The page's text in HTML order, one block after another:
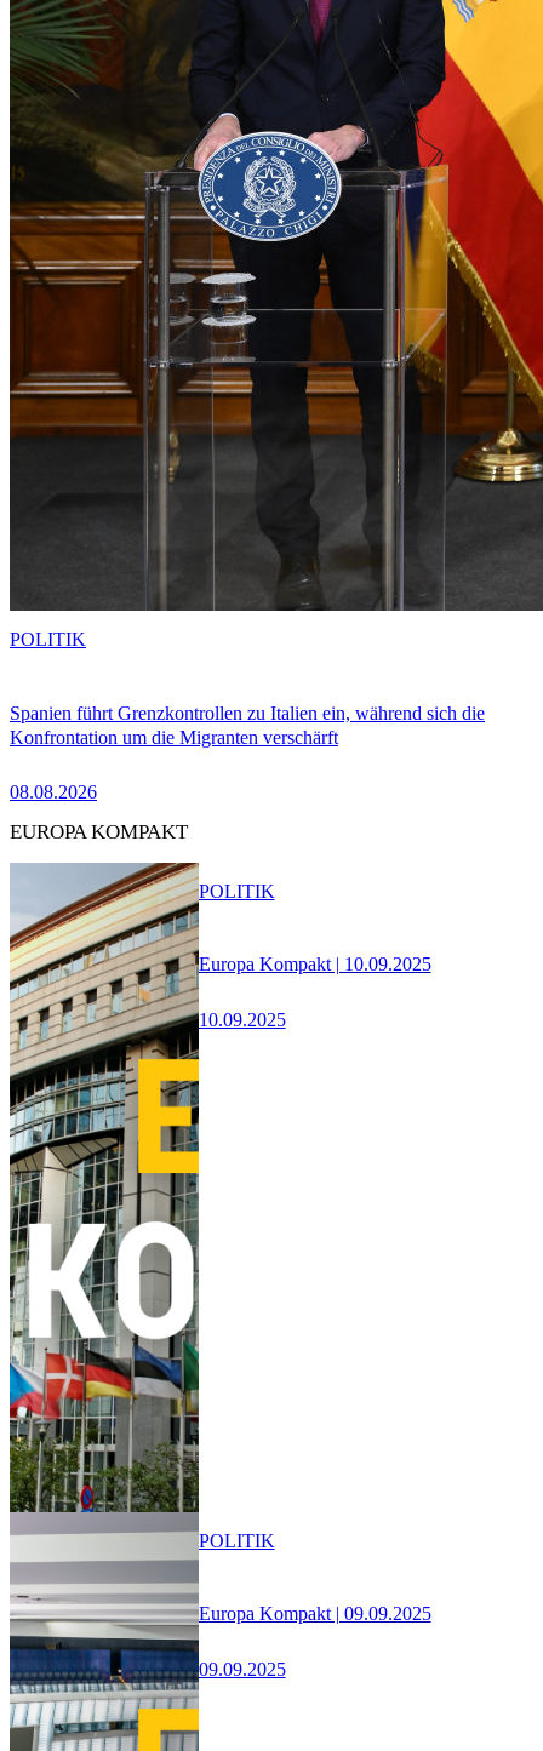
Spanien führt Grenzkontrollen zu Italien ein, während sich die
Konfrontation um die Migranten verschärft
08.08.2026
POLITIK
EUROPA KOMPAKT
Europa Kompakt | 10.09.2025
10.09.2025
POLITIK
Europa Kompakt | 09.09.2025
09.09.2025
POLITIK